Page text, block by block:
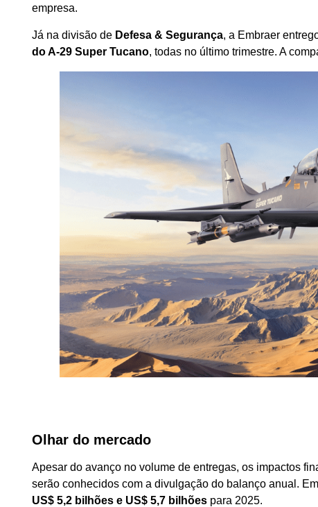
empresa.
Já na divisão de Defesa & Segurança, a Embraer
do A-29 Super Tucano, todas no último trimestre. A
Olhar do mercado
Apesar do avanço no volume de entregas, os impactos
serão conhecidos com a divulgação do balanço anual.
US$ 5,2 bilhões e US$ 5,7 bilhões para 2025.